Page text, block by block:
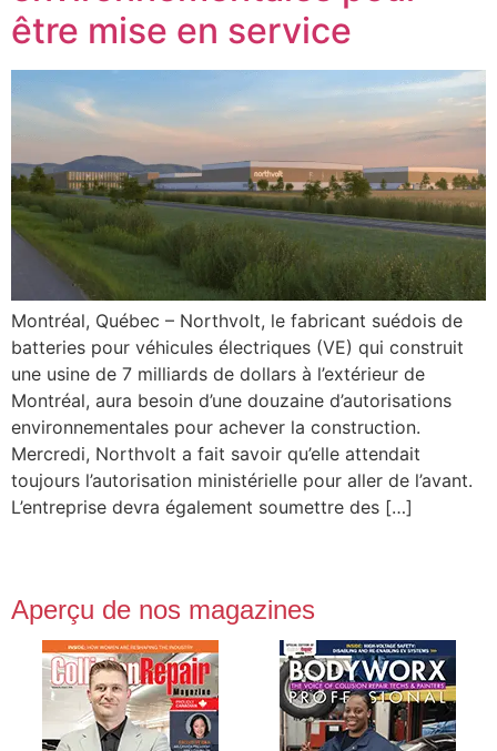
être mise en service
Montréal, Québec – Northvolt, le fabricant suédois de
batteries pour véhicules électriques (VE) qui construit
une usine de 7 milliards de dollars à l’extérieur de
Montréal, aura besoin d’une douzaine d’autorisations
environnementales pour achever la construction.
Mercredi, Northvolt a fait savoir qu’elle attendait
toujours l’autorisation ministérielle pour aller de l’avant.
L’entreprise devra également soumettre des […]
Aperçu de nos magazines